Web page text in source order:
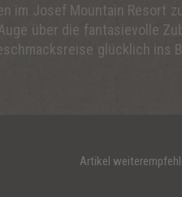
im Josef Mountain Resort
über die fantasievolle
glücklich ins
Artikel